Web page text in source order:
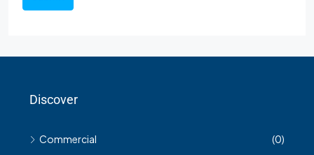
Discover
Commercial
(0)